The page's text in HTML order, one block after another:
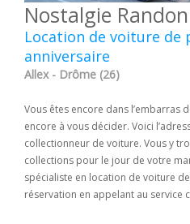
Nostalgie
Location de voiture de
anniversaire
Allex - Drôme (26)
Vous êtes encore dans l’embarras
encore à vous décider. Voici
collectionneur de voiture. Vous y
collections pour le jour de votre
spécialiste en location de voiture
réservation en appelant au service